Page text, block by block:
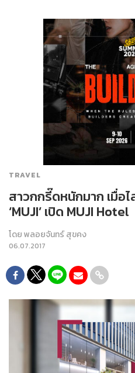
TRAVEL
สาวกกรี๊ดหนักมาก เมื่อ
‘MUJI’ เปิด MUJI Hotel
โดยพลอยจันทร์ สุขคง
06.07.2017